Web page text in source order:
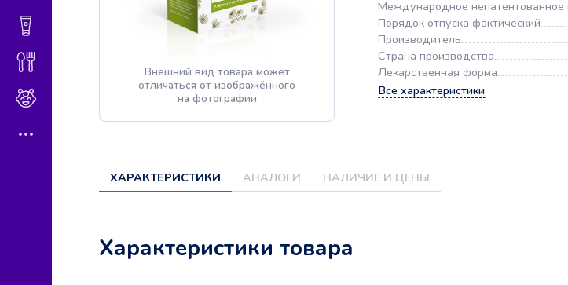
Внешний вид товара может
отличаться от изображённого
на фотографии
Международное непатентованное
Порядок отпуска фактический
Производитель
Страна производства
Лекарственная форма
Все характеристики
ХАРАКТЕРИСТИКИ АНАЛОГИ НАЛИЧИЕ И ЦЕНЫ
Характеристики товара